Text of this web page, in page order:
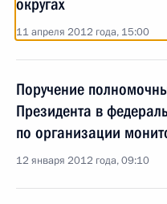
округах
11 апреля 2012 года, 15:00
Поручение
Президента в
по организации
12 января 2012 года, 09:10